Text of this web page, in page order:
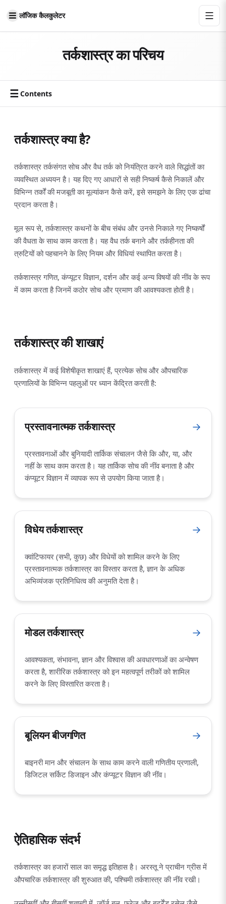
लॉजिक कैलकुलेटर
तर्कशास्त्र का परिचय
☰ Contents
तर्कशास्त्र क्या है?
तर्कशास्त्र तर्कसंगत सोच और वैध तर्क को नियंत्रित करने वाले सिद्धांतों का
व्यवस्थित अध्ययन है। यह दिए गए आधारों से सही निष्कर्ष कैसे निकालें और
विभिन्न तर्कों की मजबूती का मूल्यांकन कैसे करें, इसे समझने के लिए एक ढांचा
प्रदान करता है।
मूल रूप से, तर्कशास्त्र कथनों के बीच संबंध और उनसे निकाले गए निष्कर्षों
की वैधता के साथ काम करता है। यह वैध तर्क बनाने और तर्कहीनता की
त्रुटियों को पहचानने के लिए नियम और विधियां स्थापित करता है।
तर्कशास्त्र गणित, कंप्यूटर विज्ञान, दर्शन और कई अन्य विषयों की नींव के रूप
में काम करता है जिनमें कठोर सोच और प्रमाण की आवश्यकता होती है।
तर्कशास्त्र की शाखाएं
तर्कशास्त्र में कई विशेषीकृत शाखाएं हैं, प्रत्येक सोच और औपचारिक
प्रणालियों के विभिन्न पहलुओं पर ध्यान केंद्रित करती है:
प्रस्तावनात्मक तर्कशास्त्र →
प्रस्तावनाओं और बुनियादी तार्किक संचालन जैसे कि और, या, और
नहीं के साथ काम करता है। यह तार्किक सोच की नींव बनाता है और
कंप्यूटर विज्ञान में व्यापक रूप से उपयोग किया जाता है।
विधेय तर्कशास्त्र →
क्वांटिफायर (सभी, कुछ) और विधेयों को शामिल करने के लिए
प्रस्तावनात्मक तर्कशास्त्र का विस्तार करता है, ज्ञान के अधिक
अभिव्यंजक प्रतिनिधित्व की अनुमति देता है।
मोडल तर्कशास्त्र →
आवश्यकता, संभावना, ज्ञान और विश्वास की अवधारणाओं का अन्वेषण
करता है, शारीरिक तर्कशास्त्र को इन महत्वपूर्ण तरीकों को शामिल
करने के लिए विस्तारित करता है।
बूलियन बीजगणित →
बाइनरी मान और संचालन के साथ काम करने वाली गणितीय प्रणाली,
डिजिटल सर्किट डिजाइन और कंप्यूटर विज्ञान की नींव।
ऐतिहासिक संदर्भ
तर्कशास्त्र का हजारों साल का समृद्ध इतिहास है। अरस्तू ने प्राचीन ग्रीस में
औपचारिक तर्कशास्त्र की शुरुआत की, पश्चिमी तर्कशास्त्र की नींव रखी।